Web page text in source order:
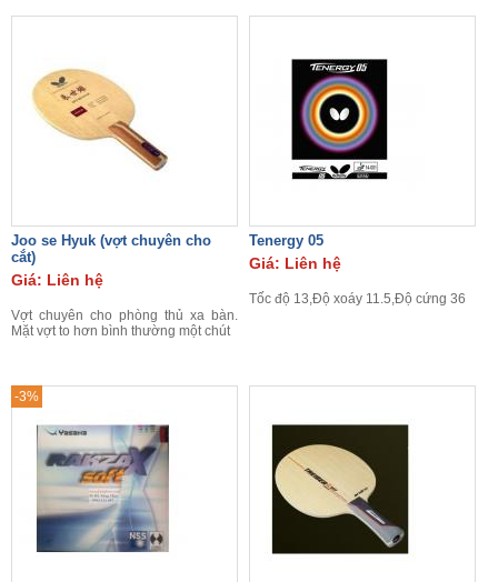
Joo se Hyuk (vợt chuyên cho
cắt)
Giá: Liên hệ
Vợt chuyên cho phòng thủ xa bàn.
Mặt vợt to hơn bình thường một chút
Tenergy 05
Giá: Liên hệ
Tốc độ 13,Độ xoáy 11.5,Độ cứng 36
-3%